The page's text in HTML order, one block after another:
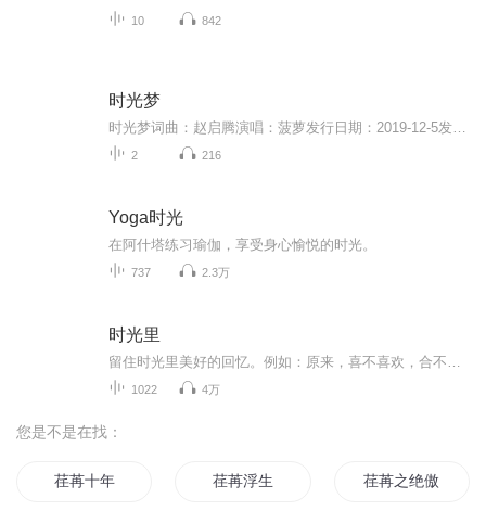
10 842
时光梦
2 216
Yoga时光
在阿什塔练习瑜伽，享受身心愉悦的时光。
737 2.3万
时光里
1022 4万
您是不是在找：
荏苒十年 荏苒浮生 荏苒之绝傲风华